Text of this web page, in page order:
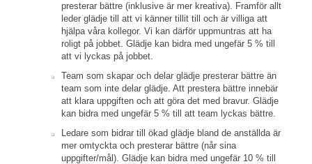
presterar bättre (inklusive är mer kreativa). Framför allt
leder glädje till att vi känner tillit till och är villiga att
hjälpa våra kollegor. Vi kan därför uppmuntras att ha
roligt på jobbet. Glädje kan bidra med ungefär 5 % till
att vi lyckas på jobbet.
Team som skapar och delar glädje presterar bättre än
team som inte delar glädje. Att prestera bättre innebär
att klara uppgiften och att göra det med bravur. Glädje
kan bidra med ungefär 5 % till att team lyckas bättre.
Ledare som bidrar till ökad glädje bland de anställda är
mer omtyckta och presterar bättre (når sina
uppgifter/mål). Glädje kan bidra med ungefär 10 % till